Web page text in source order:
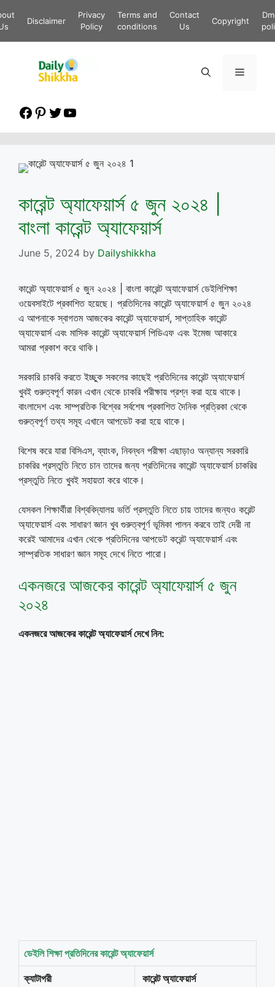
to
Disclaimer
Privacy
Policy
Terms and
conditions
Contact
Us
Copyright
Menu
Facebook
Pinterest
Twitter
YouTube
কারেন্ট অ্যাফেয়ার্স ৫ জুন ২০২৪ |
বাংলা কারেন্ট অ্যাফেয়ার্স
June 5, 2024 by Dailyshikkha
কারেন্ট অ্যাফেয়ার্স ৫ জুন ২০২৪ | বাংলা কারেন্ট অ্যাফেয়ার্স ডেইলিশিক্ষা
ওয়েবসাইটে প্রকাশিত হয়েছে। প্রতিদিনের কারেন্ট অ্যাফেয়ার্স ৫ জুন ২০২৪
এ আপনাকে স্বাগতম আজকের কারেন্ট অ্যাফেয়ার্স, সাপ্তাহিক কারেন্ট
অ্যাফেয়ার্স এবং মাসিক কারেন্ট অ্যাফেয়ার্স পিডিএফ এবং ইমেজ আকারে
আমরা প্রকাশ করে থাকি।
সরকারি চাকরি করতে ইচ্ছুক সকলের কাছেই প্রতিদিনের কারেন্ট অ্যাফেয়ার্স
খুবই গুরুত্বপূর্ণ কারন এখান থেকে চাকরি পরীক্ষায় প্রশ্ন করা হয়ে থাকে।
বাংলাদেশ এবং সাম্প্রতিক বিশ্বের সর্বশেষ প্রকাশিত দৈনিক প্রত্রিকা থেকে
গুরুত্বপূর্ণ তথ্য সমূহ এখানে আপডেট করা হয়ে থাকে।
বিশেষ করে যারা বিসিএস, ব্যাংক, নিবন্ধন পরীক্ষা এছাড়াও অন্যান্য সরকারি
চাকরির প্রস্তুতি নিতে চান তাদের জন্য প্রতিদিনের কারেন্ট অ্যাফেয়ার্স চাকরির
প্রস্তুতি নিতে খুবই সহায়তা করে থাকে।
যেসকল শিক্ষার্থীরা বিশ্ববিদ্যালয় ভর্তি প্রস্তুতি নিতে চায় তাদের জন্যও করেন্ট
অ্যাফেয়ার্স এবং সাধারণ জ্ঞান খুব গুরুত্বপূর্ণ ভূমিকা পালন করবে তাই দেরী না
করেই আমাদের এখান থেকে প্রতিদিনের আপডেট করেন্ট অ্যাফেয়ার্স এবং
সাম্প্রতিক সাধারণ জ্ঞান সমূহ দেখে নিতে পারো।
একনজরে আজকের কারেন্ট অ্যাফেয়ার্স ৫ জুন
২০২৪
একনজরে আজকের কারেন্ট অ্যাফেয়ার্স দেখে নিন:
ডেইলি শিক্ষা প্রতিদিনের কারেন্ট অ্যাফেয়ার্স
ক্যাটাগরী কারেন্ট অ্যাফেয়ার্স